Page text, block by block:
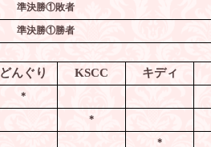
準決勝①敗者
準決勝①勝者
どんぐり KSCC
キディ
＊
＊
＊